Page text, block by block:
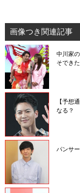
画像つき関連記事
中川家
そでき
【予想
なる？
パンサ